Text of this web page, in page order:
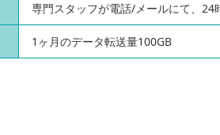
専門スタッフが電話/メールにて、24
1ヶ月のデータ転送量100GB